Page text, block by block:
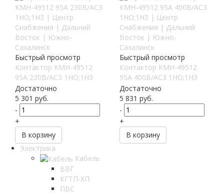
Быстрый просмотр
Контактор КМН-49512
95А 230В/АС3 1НО;1НЗ
Достаточно
5 301 руб.
-
+
В корзину
Быстрый просмотр
Контактор КМН-49512
95А 400В/АС3 1НО;1НЗ
Достаточно
5 831 руб.
-
+
В корзину
Электрика
Кабель
ВВГ
КГТП-ХП
ПВС